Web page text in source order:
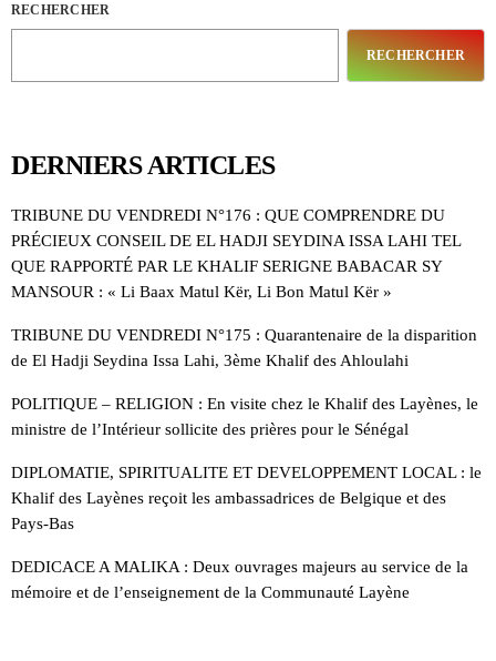
RECHERCHER
RECHERCHER
DERNIERS ARTICLES
TRIBUNE DU VENDREDI N°176 : QUE COMPRENDRE DU
PRÉCIEUX CONSEIL DE EL HADJI SEYDINA ISSA LAHI TEL
QUE RAPPORTÉ PAR LE KHALIF SERIGNE BABACAR SY
MANSOUR : « Li Baax Matul Kër, Li Bon Matul Kër »
TRIBUNE DU VENDREDI N°175 : Quarantenaire de la disparition
de El Hadji Seydina Issa Lahi, 3ème Khalif des Ahloulahi
POLITIQUE – RELIGION : En visite chez le Khalif des Layènes, le
ministre de l’Intérieur sollicite des prières pour le Sénégal
DIPLOMATIE, SPIRITUALITE ET DEVELOPPEMENT LOCAL : le
Khalif des Layènes reçoit les ambassadrices de Belgique et des
Pays-Bas
DEDICACE A MALIKA : Deux ouvrages majeurs au service de la
mémoire et de l’enseignement de la Communauté Layène